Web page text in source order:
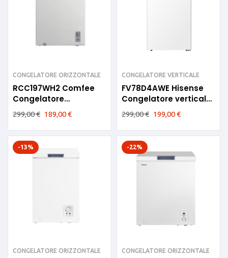
CONGELATORE ORIZZONTALE
RCC197WH2 Comfee
Congelatore
orizzontale 145litri F
299,00€ 189,00€
CONGELATORE VERTICALE
FV78D4AWE Hisense
Congelatore verticale
E 3 cassetti 65L
299,00€ 199,00€
-13%
CONGELATORE ORIZZONTALE
-22%
CONGELATORE ORIZZONTALE